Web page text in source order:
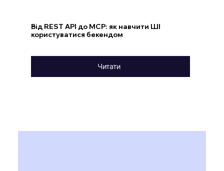
Від REST API до MCP: як навчити ШІ
користуватися бекендом
Читати